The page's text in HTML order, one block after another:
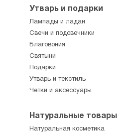
Утварь и подарки
Лампады и ладан
Свечи и подсвечники
Благовония
Святыни
Подарки
Утварь и текстиль
Четки и аксессуары
Натуральные товары
Натуральная косметика